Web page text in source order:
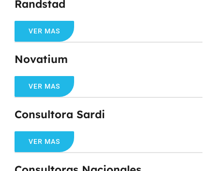
Randstad
VER MAS
Novatium
VER MAS
Consultora Sardi
VER MAS